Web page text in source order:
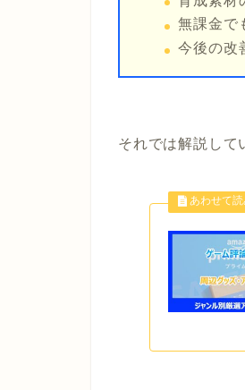
無課金で
今後の改
それでは解説して